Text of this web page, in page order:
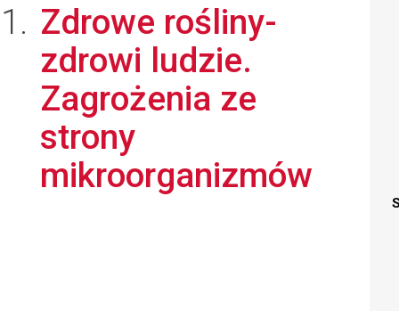
Zdrowe rośliny-
zdrowi ludzie.
Zagrożenia ze
strony
mikroorganizmów